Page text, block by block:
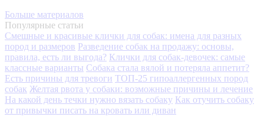
Больше материалов
Популярные статьи
Смешные и красивые клички для собак: имена для разных
пород и размеров Разведение собак на продажу: основы,
правила, есть ли выгода? Клички для собак-девочек: самые
классные варианты Собака стала вялой и потеряла аппетит?
Есть причины для тревоги ТОП-25 гипоаллергенных пород
собак Желтая рвота у собаки: возможные причины и лечение
На какой день течки нужно вязать собаку Как отучить собаку
от привычки писать на кровать или диван